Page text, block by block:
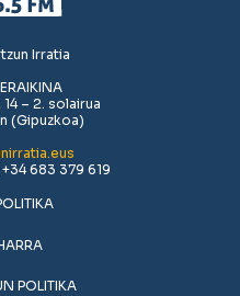
Irratia
– 2. solairua
(Gipuzkoa)
683 379 619
POLITIKA